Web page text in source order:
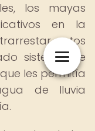
los mayas
en la
estos
sistema de
les permitía
de lluvia